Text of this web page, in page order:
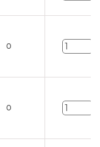
0
0